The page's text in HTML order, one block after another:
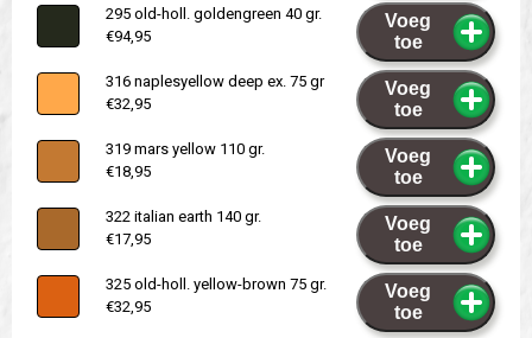
295 old-holl. goldengreen 40 gr.
€94,95
Voeg
toe
316 naplesyellow deep ex. 75 gr
€32,95
Voeg
toe
319 mars yellow 110 gr.
€18,95
Voeg
toe
322 italian earth 140 gr.
€17,95
Voeg
toe
325 old-holl. yellow-brown 75 gr.
€32,95
Voeg
toe